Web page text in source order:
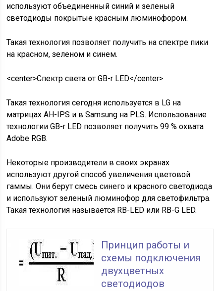
используют объединенный синий и зеленый
светодиоды покрытые красным люминофором.
Такая технология позволяет получить на спектре пики
на красном, зеленом и синем.
<center>Спектр света от GB-r LED</center>
Такая технология сегодня используется в LG на
матрицах AH-IPS и в Samsung на PLS. Использование
технологии GB-r LED позволяет получить 99 % охвата
Adobe RGB.
Некоторые производители в своих экранах
используют другой способ увеличения цветовой
гаммы. Они берут смесь синего и красного светодиода
и используют зеленый люминофор для светофильтра.
Такая технология называется RB-LED или RB-G LED.
Принцип работы и
схемы подключения
двухцветных
светодиодов